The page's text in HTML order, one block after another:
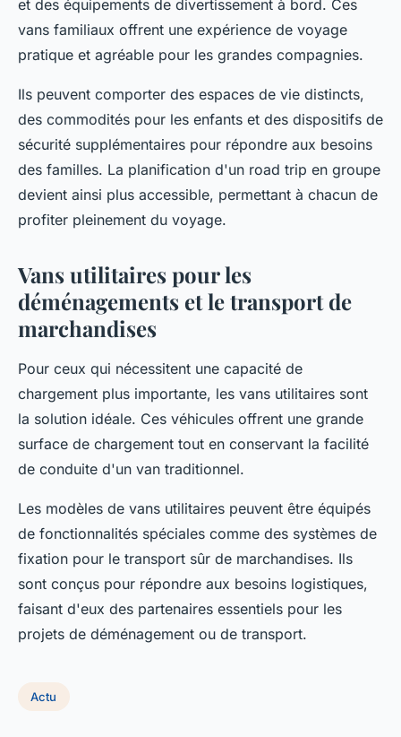
et des équipements de divertissement à bord. Ces
vans familiaux offrent une expérience de voyage
pratique et agréable pour les grandes compagnies.
Ils peuvent comporter des espaces de vie distincts,
des commodités pour les enfants et des dispositifs de
sécurité supplémentaires pour répondre aux besoins
des familles. La planification d'un road trip en groupe
devient ainsi plus accessible, permettant à chacun de
profiter pleinement du voyage.
Vans utilitaires pour les
déménagements et le transport de
marchandises
Pour ceux qui nécessitent une capacité de
chargement plus importante, les vans utilitaires sont
la solution idéale. Ces véhicules offrent une grande
surface de chargement tout en conservant la facilité
de conduite d'un van traditionnel.
Les modèles de vans utilitaires peuvent être équipés
de fonctionnalités spéciales comme des systèmes de
fixation pour le transport sûr de marchandises. Ils
sont conçus pour répondre aux besoins logistiques,
faisant d'eux des partenaires essentiels pour les
projets de déménagement ou de transport.
Actu